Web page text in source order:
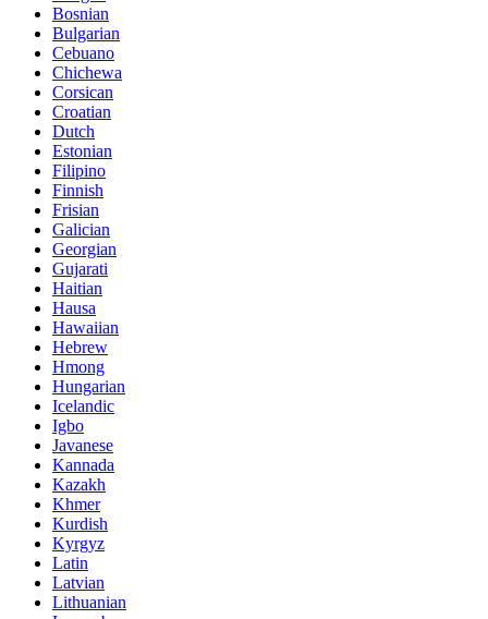
Bosnian
Bulgarian
Cebuano
Chichewa
Corsican
Croatian
Dutch
Estonian
Filipino
Finnish
Frisian
Galician
Georgian
Gujarati
Haitian
Hausa
Hawaiian
Hebrew
Hmong
Hungarian
Icelandic
Igbo
Javanese
Kannada
Kazakh
Khmer
Kurdish
Kyrgyz
Latin
Latvian
Lithuanian